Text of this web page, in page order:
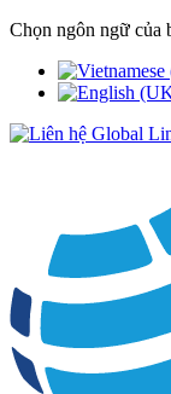
Chọn ngôn ngữ của